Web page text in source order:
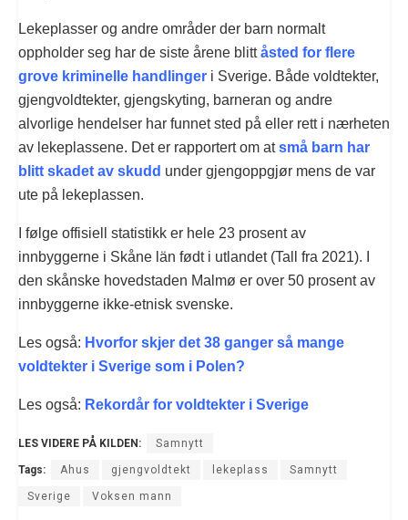
Lekeplasser og andre områder der barn normalt
oppholder seg har de siste årene blittåsted for flere
grove kriminelle handlinger i Sverige. Både voldtekter,
gjengvoldtekter, gjengskyting, barneran og andre
alvorlige hendelser har funnet sted på eller rett i nærheten
av lekeplassene. Det er rapportert om atsmå barn har
blitt skadet av skudd under gjengoppgjør mens de var
ute på lekeplassen.
I følge offisiell statistikk er hele 23 prosent av
innbyggerne i Skåne län født i utlandet (Tall fra 2021). I
den skånske hovedstaden Malmø er over 50 prosent av
innbyggerne ikke-etnisk svenske.
Les også: Hvorfor skjer det 38 ganger så mange
voldtekter i Sverige som i Polen?
Les også: Rekordår for voldtekter i Sverige
LES VIDERE PÅ KILDEN: Samnytt
Tags: Ahus gjengvoldtekt lekeplass Samnytt
Sverige Voksen mann